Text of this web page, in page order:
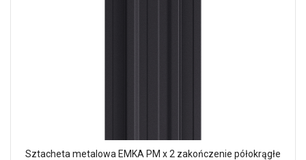
Sztacheta metalowa EMKA PM x 2 zakończenie półokrągłe